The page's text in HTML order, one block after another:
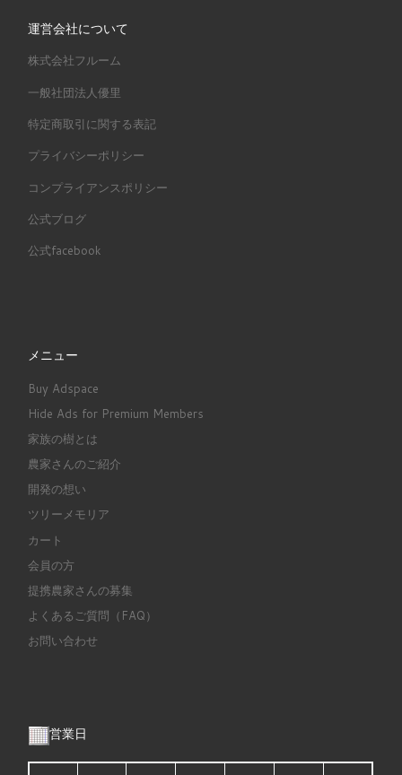
運営会社について
株式会社フルーム
一般社団法人優里
特定商取引に関する表記
プライバシーポリシー
コンプライアンスポリシー
公式ブログ
公式facebook
メニュー
Buy Adspace
Hide Ads for Premium Members
家族の樹とは
農家さんのご紹介
開発の想い
ツリーメモリア
カート
会員の方
提携農家さんの募集
よくあるご質問（FAQ）
お問い合わせ
営業日